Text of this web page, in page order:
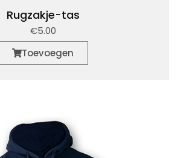
Rugzakje-tas
€5.00
Toevoegen